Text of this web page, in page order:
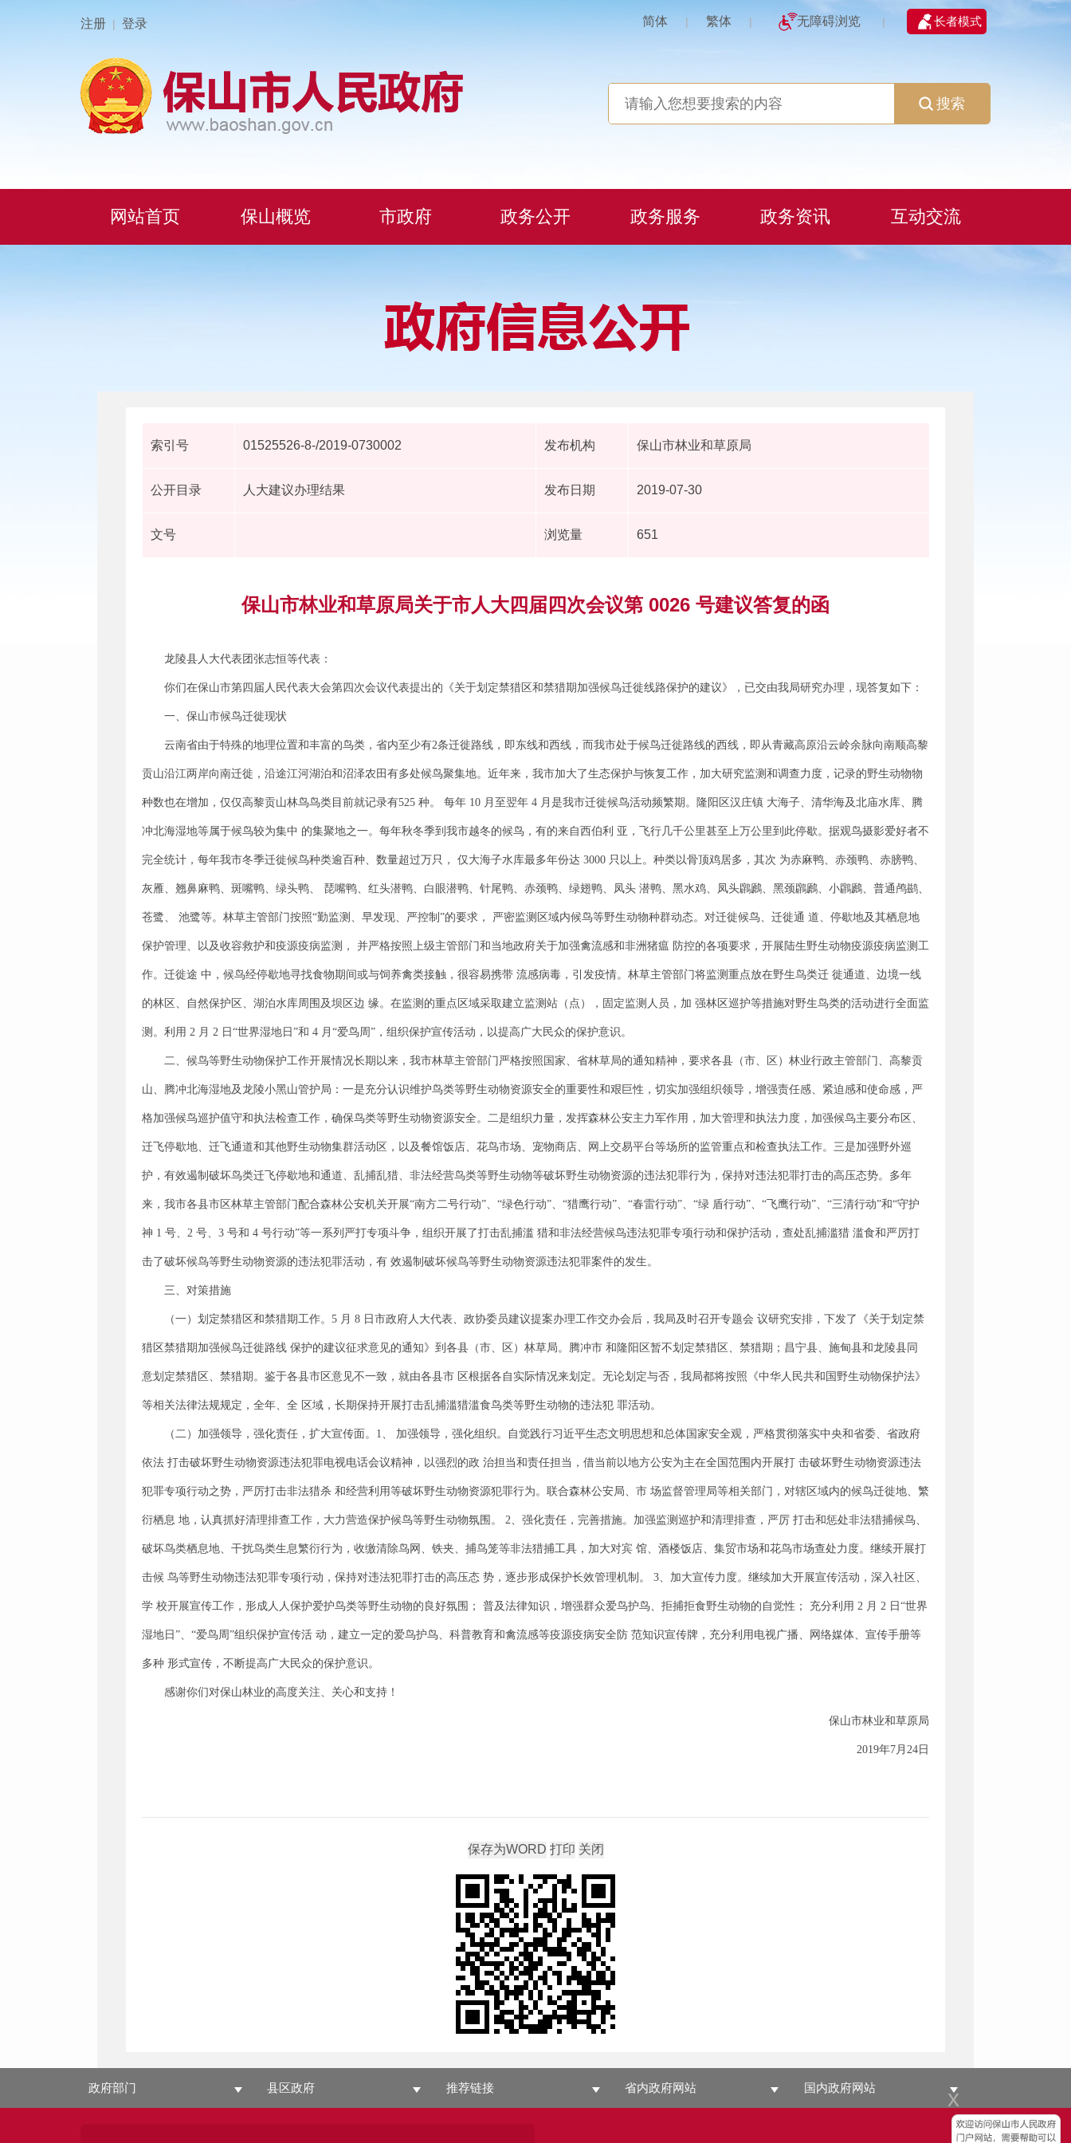
注册 | 登录 简体 | 繁体 | 无障碍浏览 | 长者模式
x
搜索
网站首页 保山概览 市政府 政务公开 政务服务 政务资讯 互动交流
索引号 01525526-8-/2019-0730002 发布机构 保山市林业和草原局
公开目录 人大建议办理结果 发布日期 2019-07-30
文号 浏览量 651
保山市林业和草原局关于市人大四届四次会议第 0026 号建议答复的函
龙陵县人大代表团张志恒等代表：
你们在保山市第四届人民代表大会第四次会议代表提出的《关于划定禁猎区和禁猎期加强候鸟迁徙线路保护的建议》，已交由我局研究办理，现答复如下：
一、保山市候鸟迁徙现状
云南省由于特殊的地理位置和丰富的鸟类，省内至少有2条迁徙路线，即东线和西线，而我市处于候鸟迁徙路线的西线，即从青藏高原沿云岭余脉向南顺高黎
贡山沿江两岸向南迁徙，沿途江河湖泊和沼泽农田有多处候鸟聚集地。近年来，我市加大了生态保护与恢复工作，加大研究监测和调查力度，记录的野生动物物
种数也在增加，仅仅高黎贡山林鸟鸟类目前就记录有525 种。 每年 10 月至翌年 4 月是我市迁徙候鸟活动频繁期。隆阳区汉庄镇 大海子、清华海及北庙水库、腾
冲北海湿地等属于候鸟较为集中 的集聚地之一。每年秋冬季到我市越冬的候鸟，有的来自西伯利 亚，飞行几千公里甚至上万公里到此停歇。据观鸟摄影爱好者不
完全统计，每年我市冬季迁徙候鸟种类逾百种、数量超过万只， 仅大海子水库最多年份达 3000 只以上。种类以骨顶鸡居多，其次 为赤麻鸭、赤颈鸭、赤膀鸭、
灰雁、翘鼻麻鸭、斑嘴鸭、绿头鸭、 琵嘴鸭、红头潜鸭、白眼潜鸭、针尾鸭、赤颈鸭、绿翅鸭、凤头 潜鸭、黑水鸡、凤头鸊鷉、黑颈鸊鷉、小鸊鷉、普通鸬鹚、
苍鹭、 池鹭等。林草主管部门按照“勤监测、早发现、严控制”的要求， 严密监测区域内候鸟等野生动物种群动态。对迁徙候鸟、迁徙通 道、停歇地及其栖息地
保护管理、以及收容救护和疫源疫病监测， 并严格按照上级主管部门和当地政府关于加强禽流感和非洲猪瘟 防控的各项要求，开展陆生野生动物疫源疫病监测工
作。迁徙途 中，候鸟经停歇地寻找食物期间或与饲养禽类接触，很容易携带 流感病毒，引发疫情。林草主管部门将监测重点放在野生鸟类迁 徙通道、边境一线
的林区、自然保护区、湖泊水库周围及坝区边 缘。在监测的重点区域采取建立监测站（点），固定监测人员，加 强林区巡护等措施对野生鸟类的活动进行全面监
测。利用 2 月 2 日“世界湿地日”和 4 月“爱鸟周”，组织保护宣传活动，以提高广大民众的保护意识。
二、候鸟等野生动物保护工作开展情况长期以来，我市林草主管部门严格按照国家、省林草局的通知精神，要求各县（市、区）林业行政主管部门、高黎贡
山、腾冲北海湿地及龙陵小黑山管护局：一是充分认识维护鸟类等野生动物资源安全的重要性和艰巨性，切实加强组织领导，增强责任感、紧迫感和使命感，严
格加强候鸟巡护值守和执法检查工作，确保鸟类等野生动物资源安全。二是组织力量，发挥森林公安主力军作用，加大管理和执法力度，加强候鸟主要分布区、
迁飞停歇地、迁飞通道和其他野生动物集群活动区，以及餐馆饭店、花鸟市场、宠物商店、网上交易平台等场所的监管重点和检查执法工作。三是加强野外巡
护，有效遏制破坏鸟类迁飞停歇地和通道、乱捕乱猎、非法经营鸟类等野生动物等破坏野生动物资源的违法犯罪行为，保持对违法犯罪打击的高压态势。多年
来，我市各县市区林草主管部门配合森林公安机关开展“南方二号行动”、“绿色行动”、“猎鹰行动”、“春雷行动”、“绿 盾行动”、“飞鹰行动”、“三清行动”和“守护
神 1 号、2 号、3 号和 4 号行动”等一系列严打专项斗争，组织开展了打击乱捕滥 猎和非法经营候鸟违法犯罪专项行动和保护活动，查处乱捕滥猎 滥食和严厉打
击了破坏候鸟等野生动物资源的违法犯罪活动，有 效遏制破坏候鸟等野生动物资源违法犯罪案件的发生。
三、对策措施
（一）划定禁猎区和禁猎期工作。5 月 8 日市政府人大代表、政协委员建议提案办理工作交办会后，我局及时召开专题会 议研究安排，下发了《关于划定禁
猎区禁猎期加强候鸟迁徙路线 保护的建议征求意见的通知》到各县（市、区）林草局。腾冲市 和隆阳区暂不划定禁猎区、禁猎期；昌宁县、施甸县和龙陵县同
意划定禁猎区、禁猎期。鉴于各县市区意见不一致，就由各县市 区根据各自实际情况来划定。无论划定与否，我局都将按照《中华人民共和国野生动物保护法》
等相关法律法规规定，全年、全 区域，长期保持开展打击乱捕滥猎滥食鸟类等野生动物的违法犯 罪活动。
（二）加强领导，强化责任，扩大宣传面。1、 加强领导，强化组织。自觉践行习近平生态文明思想和总体国家安全观，严格贯彻落实中央和省委、省政府
依法 打击破坏野生动物资源违法犯罪电视电话会议精神，以强烈的政 治担当和责任担当，借当前以地方公安为主在全国范围内开展打 击破坏野生动物资源违法
犯罪专项行动之势，严厉打击非法猎杀 和经营利用等破坏野生动物资源犯罪行为。联合森林公安局、市 场监督管理局等相关部门，对辖区域内的候鸟迁徙地、繁
衍栖息 地，认真抓好清理排查工作，大力营造保护候鸟等野生动物氛围。 2、强化责任，完善措施。加强监测巡护和清理排查，严厉 打击和惩处非法猎捕候鸟、
破坏鸟类栖息地、干扰鸟类生息繁衍行为，收缴清除鸟网、铁夹、捕鸟笼等非法猎捕工具，加大对宾 馆、酒楼饭店、集贸市场和花鸟市场查处力度。继续开展打
击候 鸟等野生动物违法犯罪专项行动，保持对违法犯罪打击的高压态 势，逐步形成保护长效管理机制。 3、加大宣传力度。继续加大开展宣传活动，深入社区、
学 校开展宣传工作，形成人人保护爱护鸟类等野生动物的良好氛围； 普及法律知识，增强群众爱鸟护鸟、拒捕拒食野生动物的自觉性； 充分利用 2 月 2 日“世界
湿地日”、“爱鸟周”组织保护宣传活 动，建立一定的爱鸟护鸟、科普教育和禽流感等疫源疫病安全防 范知识宣传牌，充分利用电视广播、网络媒体、宣传手册等
多种 形式宣传，不断提高广大民众的保护意识。
感谢你们对保山林业的高度关注、关心和支持！
保山市林业和草原局
2019年7月24日
政府部门 县区政府 推荐链接 省内政府网站 国内政府网站